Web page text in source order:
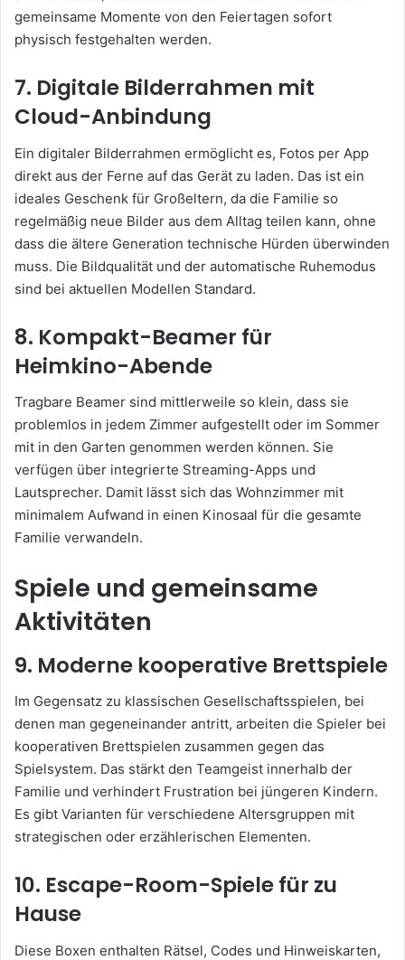
gemeinsame Momente von den Feiertagen sofort
physisch festgehalten werden.
7. Digitale Bilderrahmen mit
Cloud-Anbindung
Ein digitaler Bilderrahmen ermöglicht es, Fotos per App
direkt aus der Ferne auf das Gerät zu laden. Das ist ein
ideales Geschenk für Großeltern, da die Familie so
regelmäßig neue Bilder aus dem Alltag teilen kann, ohne
dass die ältere Generation technische Hürden überwinden
muss. Die Bildqualität und der automatische Ruhemodus
sind bei aktuellen Modellen Standard.
8. Kompakt-Beamer für
Heimkino-Abende
Tragbare Beamer sind mittlerweile so klein, dass sie
problemlos in jedem Zimmer aufgestellt oder im Sommer
mit in den Garten genommen werden können. Sie
verfügen über integrierte Streaming-Apps und
Lautsprecher. Damit lässt sich das Wohnzimmer mit
minimalem Aufwand in einen Kinosaal für die gesamte
Familie verwandeln.
Spiele und gemeinsame
Aktivitäten
9. Moderne kooperative Brettspiele
Im Gegensatz zu klassischen Gesellschaftsspielen, bei
denen man gegeneinander antritt, arbeiten die Spieler bei
kooperativen Brettspielen zusammen gegen das
Spielsystem. Das stärkt den Teamgeist innerhalb der
Familie und verhindert Frustration bei jüngeren Kindern.
Es gibt Varianten für verschiedene Altersgruppen mit
strategischen oder erzählerischen Elementen.
10. Escape-Room-Spiele für zu
Hause
Diese Boxen enthalten Rätsel, Codes und Hinweiskarten,